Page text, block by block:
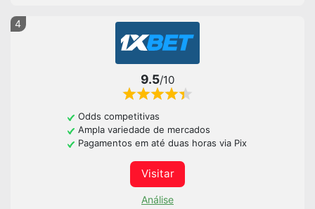
4
9.5/10
Odds competitivas
Ampla variedade de mercados
Pagamentos em até duas horas via Pix
Visitar
Análise